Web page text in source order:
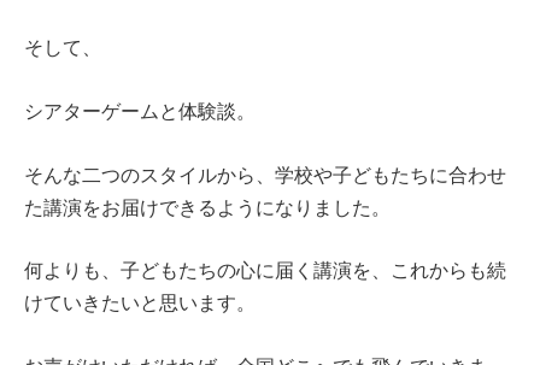
そして、
シアターゲームと体験談。
そんな二つのスタイルから、学校や子どもたちに合わせ
た講演をお届けできるようになりました。
何よりも、子どもたちの心に届く講演を、これからも続
けていきたいと思います。